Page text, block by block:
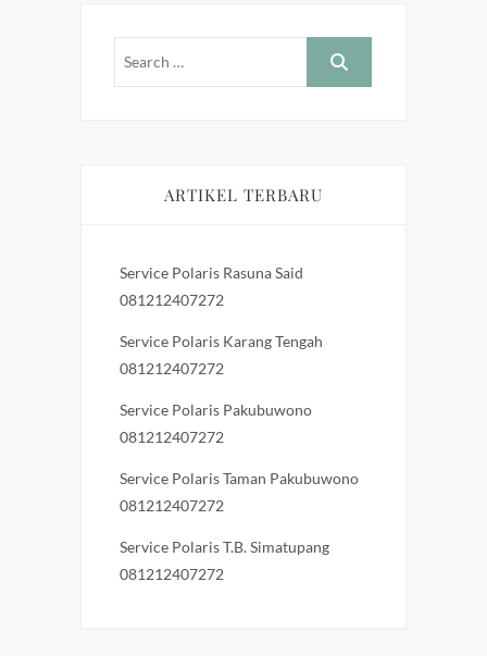
ARTIKEL TERBARU
Service Polaris Rasuna Said
081212407272
Service Polaris Karang Tengah
081212407272
Service Polaris Pakubuwono
081212407272
Service Polaris Taman Pakubuwono
081212407272
Service Polaris T.B. Simatupang
081212407272